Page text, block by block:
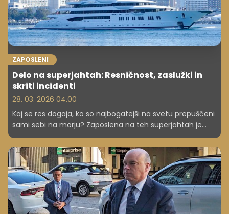
ZAPOSLENI
Delo na superjahtah: Resničnost, zaslužki in
skriti incidenti
28. 03. 2026 04.00
Kaj se res dogaja, ko so najbogatejši na svetu prepuščeni
sami sebi na morju? Zaposlena na teh superjahtah je
delila šokantne podrobnosti o zakulisju luksuza – od
bizarnih zahtev do nepoštenih praks – in razkriva svet, ki
je daleč od glamurja.